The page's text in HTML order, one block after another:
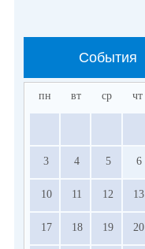
События
пн вт ср чт
3 4 5 6
10 11 12 13
17 18 19 20